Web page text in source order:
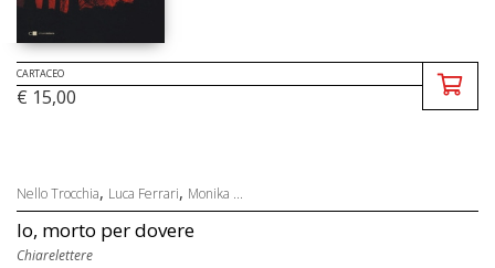
CARTACEO
€ 15,00
Nello Trocchia, Luca Ferrari, Monika ...
Io, morto per dovere
Chiarelettere